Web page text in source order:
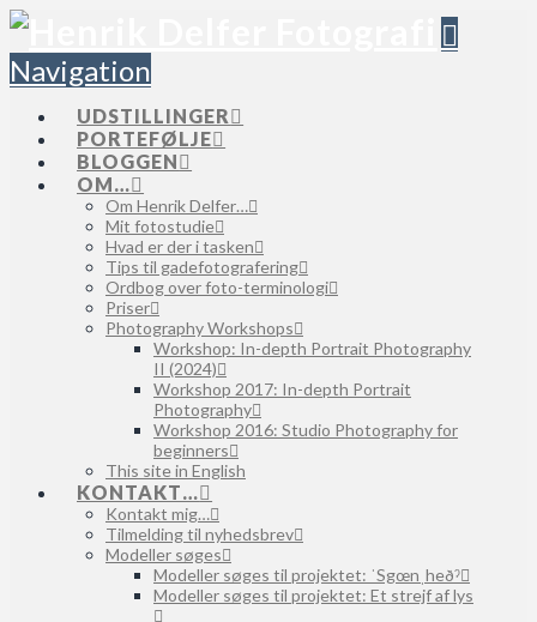
Navigation
UDSTILLINGER
PORTEFØLJE
BLOGGEN
OM…
Om Henrik Delfer…
Mit fotostudie
Hvad er der i tasken
Tips til gadefotografering
Ordbog over foto-terminologi
Priser
Photography Workshops
Workshop: In-depth Portrait Photography
II (2024)
Workshop 2017: In-depth Portrait
Photography
Workshop 2016: Studio Photography for
beginners
This site in English
KONTAKT…
Kontakt mig…
Tilmelding til nyhedsbrev
Modeller søges
Modeller søges til projektet: ˈSgœnˌheðˀ
Modeller søges til projektet: Et strejf af lys